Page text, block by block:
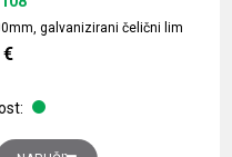
galvanizirani čelični lim
€
ploča V1000xŠ800mm,